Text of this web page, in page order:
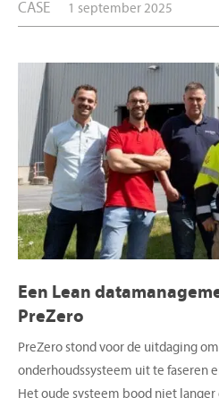
CASE 1 september 2025
Een Lean
PreZero
PreZero stond voor de uitdaging
onderhoudssysteem uit te faseren
Het oude systeem bood niet